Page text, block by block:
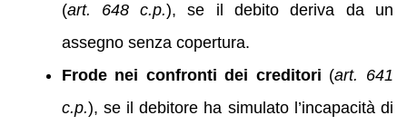
(art. 648 c.p.), se il debito deriva da un
assegno senza copertura.
Frode nei confronti dei creditori (art. 641
c.p.), se il debitore ha simulato l’incapacità di